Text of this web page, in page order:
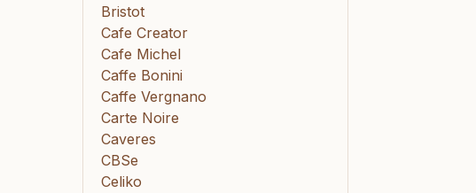
Bristot
Cafe Creator
Cafe Michel
Caffe Bonini
Caffe Vergnano
Carte Noire
Caveres
CBSe
Celiko